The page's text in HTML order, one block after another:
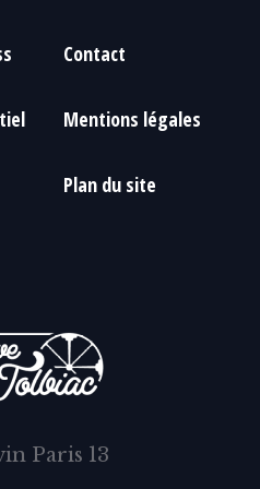
Contact
Mentions légales
Plan du site
Paris 13